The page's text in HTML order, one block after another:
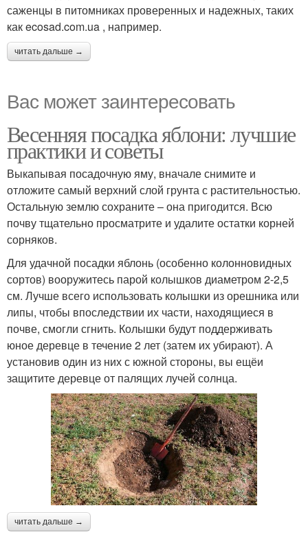
саженцы в питомниках проверенных и надежных, таких
как ecosad.com.ua , например.
читать дальше →
Вас может заинтересовать
Весенняя посадка яблони: лучшие
практики и советы
Выкапывая посадочную яму, вначале снимите и
отложите самый верхний слой грунта с растительностью.
Остальную землю сохраните – она пригодится. Всю
почву тщательно просматрите и удалите остатки корней
сорняков.
Для удачной посадки яблонь (особенно колонновидных
сортов) вооружитесь парой колышков диаметром 2-2,5
см. Лучше всего использовать колышки из орешника или
липы, чтобы впоследствии их части, находящиеся в
почве, смогли сгнить. Колышки будут поддерживать
юное деревце в течение 2 лет (затем их убирают). А
установив один из них с южной стороны, вы ещёи
защитите деревце от палящих лучей солнца.
читать дальше →